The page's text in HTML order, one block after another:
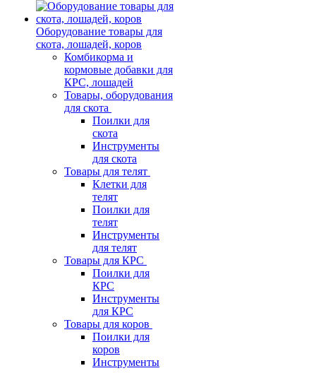
Оборудование товары для
скота, лошадей, коров
Комбикорма и
кормовые добавки для
КРС, лошадей
Товары, оборудования
для скота
Поилки для
скота
Инструменты
для скота
Товары для телят
Клетки для
телят
Поилки для
телят
Инструменты
для телят
Товары для КРС
Поилки для
КРС
Инструменты
для КРС
Товары для коров
Поилки для
коров
Инструменты